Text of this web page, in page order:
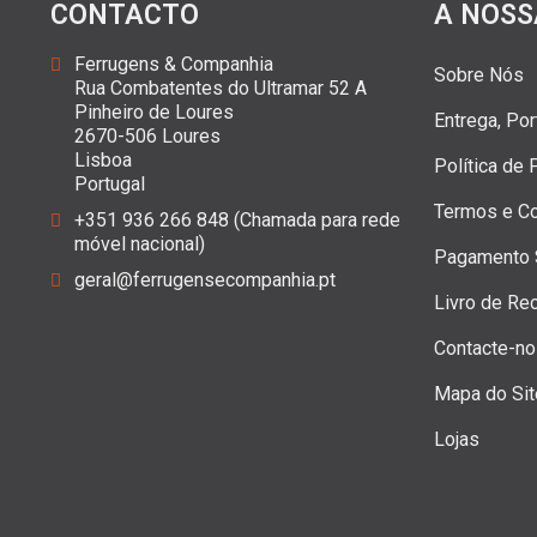
CONTACTO
Ferrugens & Companhia
Rua Combatentes do Ultramar 52 A
Pinheiro de Loures
2670-506 Loures
Lisboa
Portugal
+351 936 266 848 (Chamada para rede
móvel nacional)
geral@ferrugensecompanhia.pt
A
Sobre Nós
Entrega,
Política de
Termos e
Pagamento
Livro de
Contacte-
Mapa do
Lojas